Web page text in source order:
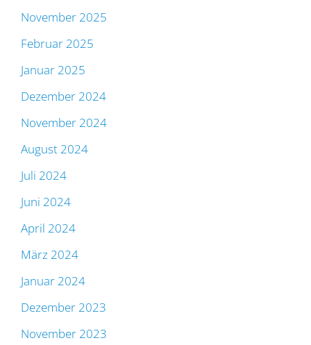
November 2025
Februar 2025
Januar 2025
Dezember 2024
November 2024
August 2024
Juli 2024
Juni 2024
April 2024
März 2024
Januar 2024
Dezember 2023
November 2023